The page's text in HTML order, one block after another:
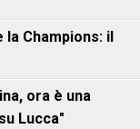
Champions: il
ora è una
Lucca"